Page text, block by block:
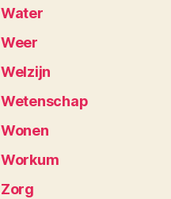
Water
Weer
Welzijn
Wetenschap
Wonen
Workum
Zorg